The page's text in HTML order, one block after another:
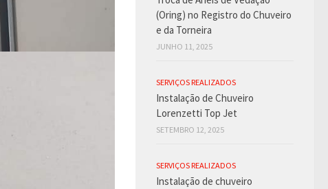
(Oring) no Registro do Chuveiro
e da Torneira
JUNHO 11, 2025
SERVIÇOS REALIZADOS
Instalação de Chuveiro
Lorenzetti Top Jet
SETEMBRO 12, 2025
SERVIÇOS REALIZADOS
Instalação de chuveiro